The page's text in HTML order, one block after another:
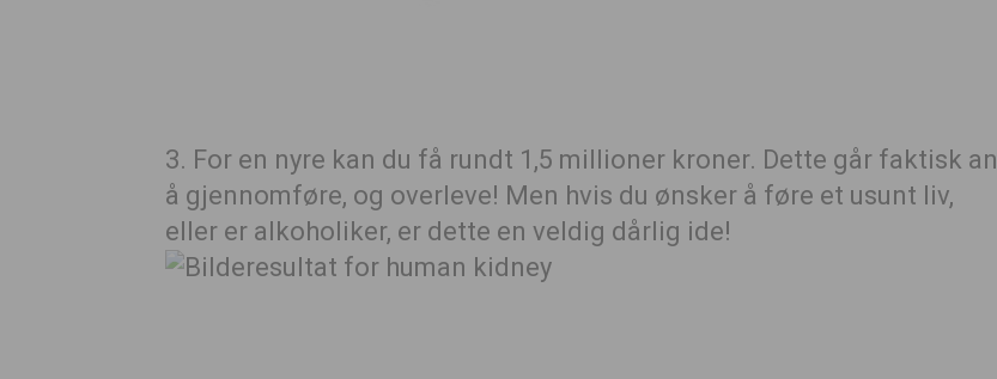
3. For en nyre kan du få rundt 1,5 millioner kroner. Dette går faktisk an
å gjennomføre, og overleve! Men hvis du ønsker å føre et usunt liv,
eller er alkoholiker, er dette en veldig dårlig ide!